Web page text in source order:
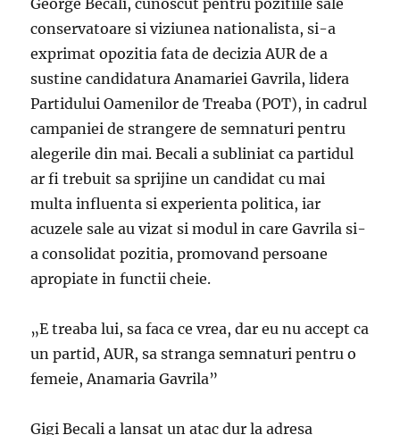
George Becali, cunoscut pentru pozitiile sale
conservatoare si viziunea nationalista, si-a
exprimat opozitia fata de decizia AUR de a
sustine candidatura Anamariei Gavrila, lidera
Partidului Oamenilor de Treaba (POT), in cadrul
campaniei de strangere de semnaturi pentru
alegerile din mai. Becali a subliniat ca partidul
ar fi trebuit sa sprijine un candidat cu mai
multa influenta si experienta politica, iar
acuzele sale au vizat si modul in care Gavrila si-
a consolidat pozitia, promovand persoane
apropiate in functii cheie.
„E treaba lui, sa faca ce vrea, dar eu nu accept ca
un partid, AUR, sa stranga semnaturi pentru o
femeie, Anamaria Gavrila”
Gigi Becali a lansat un atac dur la adresa